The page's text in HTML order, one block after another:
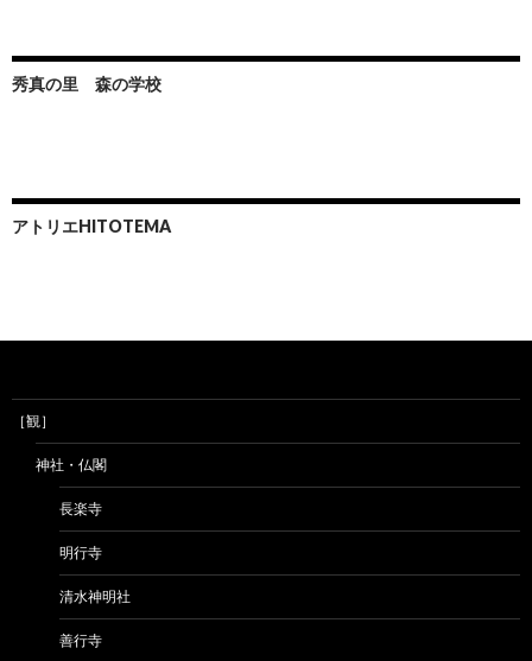
秀真の里 森の学校
アトリエHITOTEMA
［観］
神社・仏閣
長楽寺
明行寺
清水神明社
善行寺